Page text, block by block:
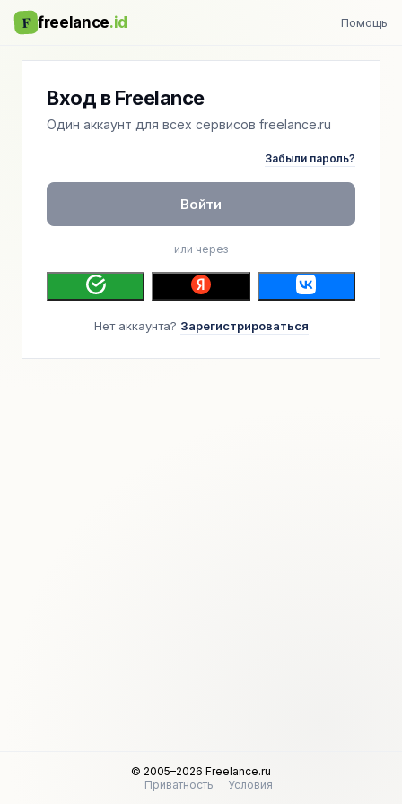
F freelance.id Помощь
Вход в Freelance
Один аккаунт для всех сервисов freelance.ru
Забыли пароль?
Войти
или через
Нет аккаунта? Зарегистрироваться
© 2005–2026 Freelance.ru
Приватность
Условия